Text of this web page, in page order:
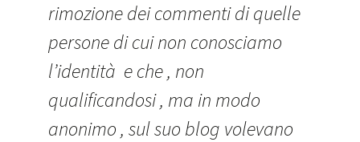
rimozione dei commenti di quelle
persone di cui non conosciamo
l’identità e che , non
qualificandosi , ma in modo
anonimo , sul suo blog volevano